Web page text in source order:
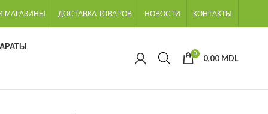
МАГАЗИНЫ ДОСТАВКА ТОВАРОВ НОВОСТИ КОНТАКТЫ
0 0,00 MDL